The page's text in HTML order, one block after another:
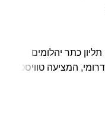
לבן 18 קרט עם תליון כתר יהלומים
המציעה טוויסט